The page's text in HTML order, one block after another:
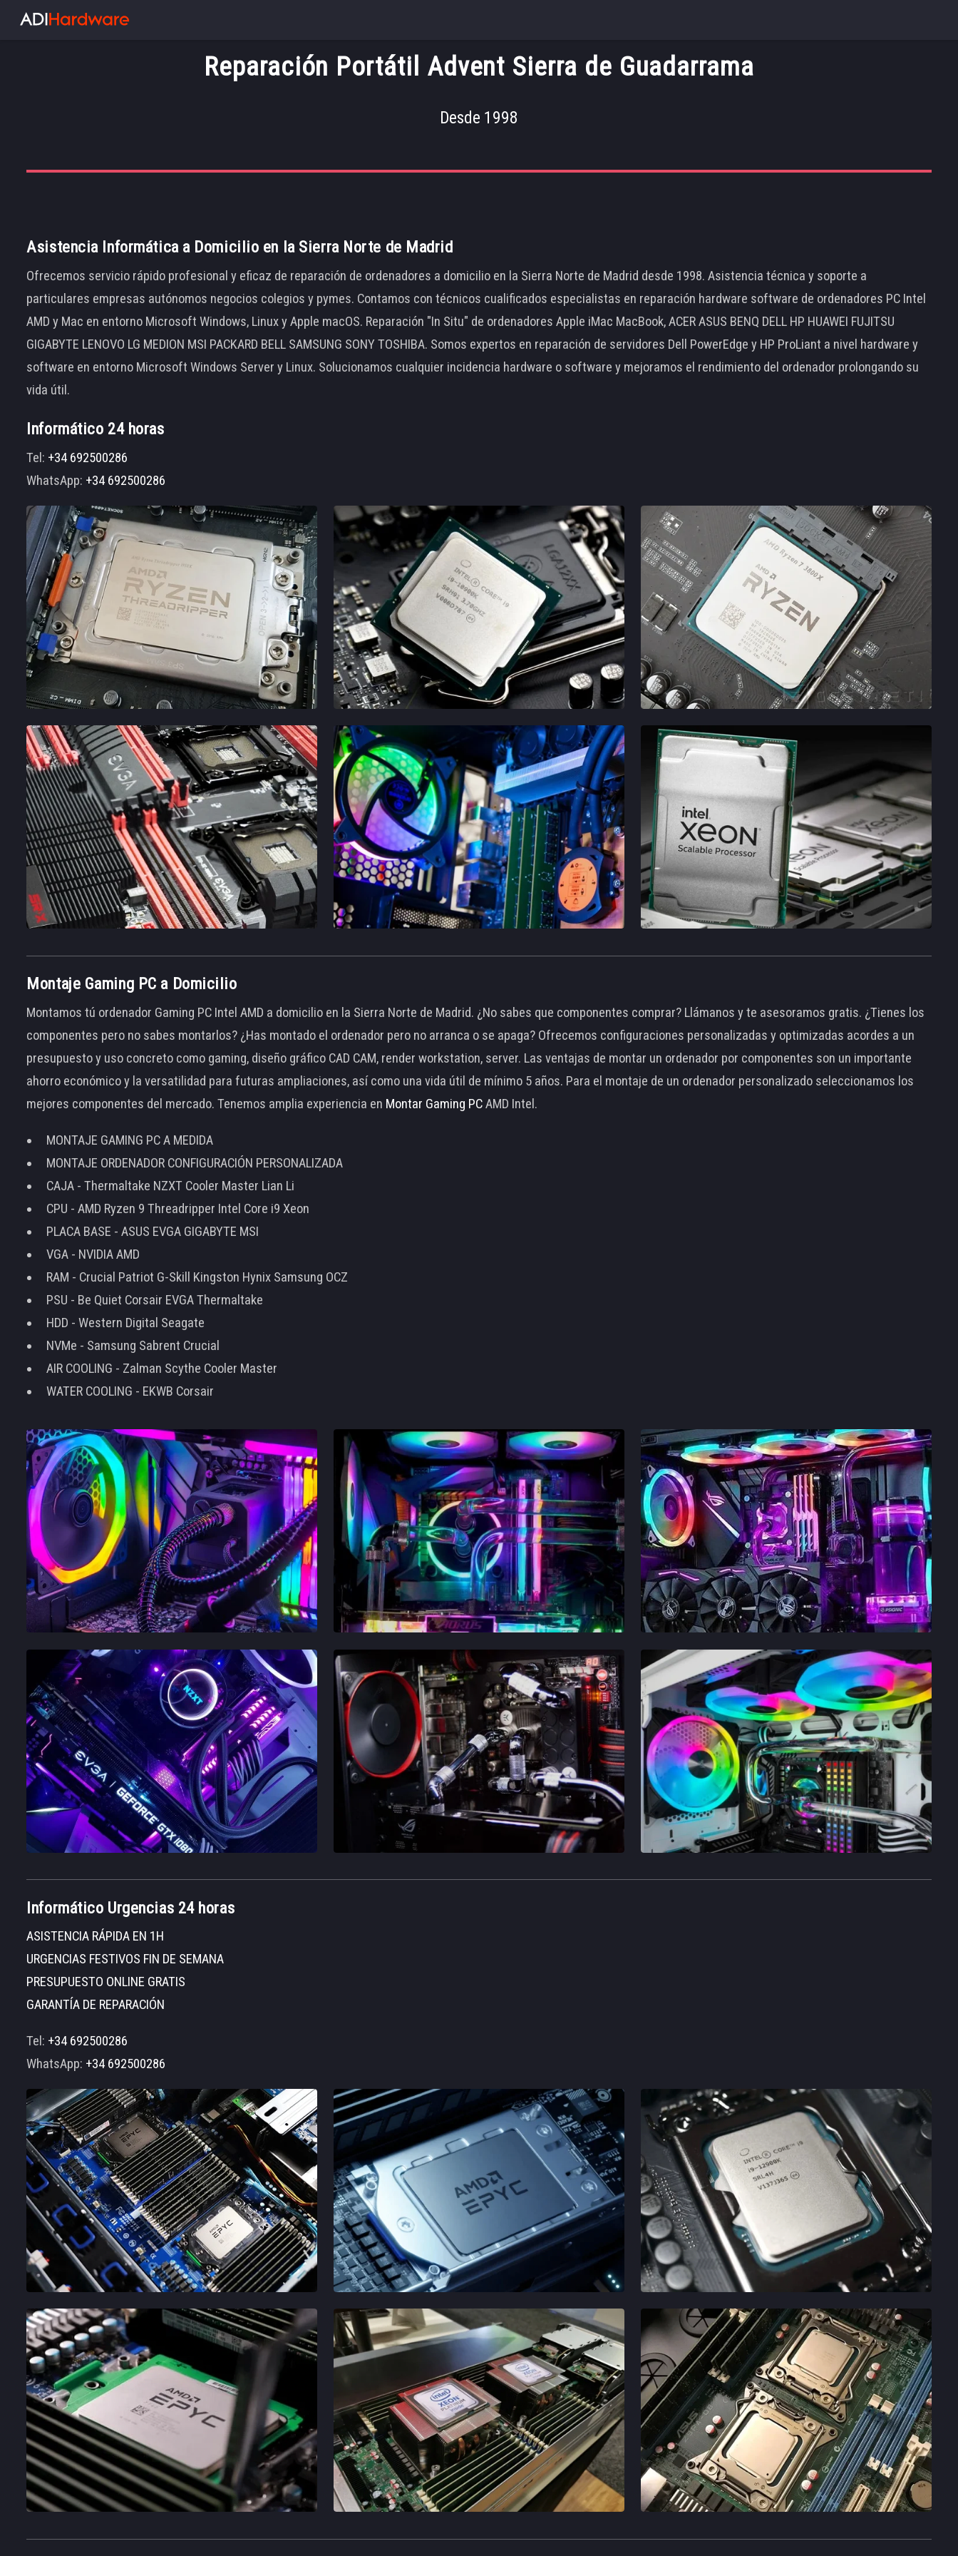
Reparación Portátil Advent Sierra de Guadarrama
Desde 1998
Asistencia Informática a Domicilio en la Sierra Norte de Madrid
Ofrecemos servicio rápido profesional y eficaz de reparación de ordenadores a domicilio en la Sierra Norte de Madrid desde 1998. Asistencia técnica y soporte a
particulares empresas autónomos negocios colegios y pymes. Contamos con técnicos cualificados especialistas en reparación hardware software de ordenadores PC Intel
AMD y Mac en entorno Microsoft Windows, Linux y Apple macOS. Reparación "In Situ" de ordenadores Apple iMac MacBook, ACER ASUS BENQ DELL HP HUAWEI FUJITSU
GIGABYTE LENOVO LG MEDION MSI PACKARD BELL SAMSUNG SONY TOSHIBA. Somos expertos en reparación de servidores Dell PowerEdge y HP ProLiant a nivel hardware y
software en entorno Microsoft Windows Server y Linux. Solucionamos cualquier incidencia hardware o software y mejoramos el rendimiento del ordenador prolongando su
vida útil.
Informático 24 horas
Tel: +34 692500286
WhatsApp: +34 692500286
Montaje Gaming PC a Domicilio
Montamos tú ordenador Gaming PC Intel AMD a domicilio en la Sierra Norte de Madrid. ¿No sabes que componentes comprar? Llámanos y te asesoramos gratis. ¿Tienes los
componentes pero no sabes montarlos? ¿Has montado el ordenador pero no arranca o se apaga? Ofrecemos configuraciones personalizadas y optimizadas acordes a un
presupuesto y uso concreto como gaming, diseño gráfico CAD CAM, render workstation, server. Las ventajas de montar un ordenador por componentes son un importante
ahorro económico y la versatilidad para futuras ampliaciones, así como una vida útil de mínimo 5 años. Para el montaje de un ordenador personalizado seleccionamos los
mejores componentes del mercado. Tenemos amplia experiencia en Montar Gaming PCAMD Intel.
MONTAJE GAMING PC A MEDIDA
MONTAJE ORDENADOR CONFIGURACIÓN PERSONALIZADA
CAJA - Thermaltake NZXT Cooler Master Lian Li
CPU - AMD Ryzen 9 Threadripper Intel Core i9 Xeon
PLACA BASE - ASUS EVGA GIGABYTE MSI
VGA - NVIDIA AMD
RAM - Crucial Patriot G-Skill Kingston Hynix Samsung OCZ
PSU - Be Quiet Corsair EVGA Thermaltake
HDD - Western Digital Seagate
NVMe - Samsung Sabrent Crucial
AIR COOLING - Zalman Scythe Cooler Master
WATER COOLING - EKWB Corsair
Informático Urgencias 24 horas
ASISTENCIA RÁPIDA EN 1H
URGENCIAS FESTIVOS FIN DE SEMANA
PRESUPUESTO ONLINE GRATIS
GARANTÍA DE REPARACIÓN
Tel: +34 692500286
WhatsApp: +34 692500286